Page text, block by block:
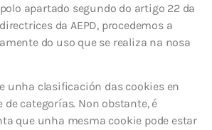
apartado segundo do artigo 22 da
da AEPD, procedemos a
do uso que se realiza na nosa
unha clasificación das cookies en
categorías. Non obstante, é
que unha mesma cookie pode estar